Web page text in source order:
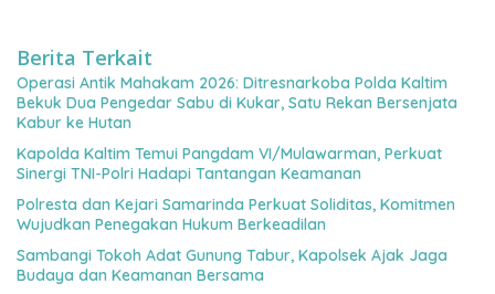
Berita Terkait
Operasi Antik Mahakam 2026: Ditresnarkoba Polda Kaltim
Bekuk Dua Pengedar Sabu di Kukar, Satu Rekan Bersenjata
Kabur ke Hutan
Kapolda Kaltim Temui Pangdam VI/Mulawarman, Perkuat
Sinergi TNI-Polri Hadapi Tantangan Keamanan
Polresta dan Kejari Samarinda Perkuat Soliditas, Komitmen
Wujudkan Penegakan Hukum Berkeadilan
Sambangi Tokoh Adat Gunung Tabur, Kapolsek Ajak Jaga
Budaya dan Keamanan Bersama